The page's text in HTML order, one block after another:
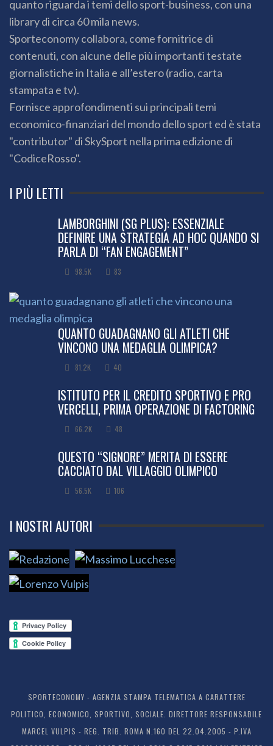
quanto riguarda i temi dello sport-business, con una
library di circa 60 mila news.
Sporteconomy collabora, come fornitrice di
contenuti, con alcune delle più importanti testate
giornalistiche in Italia e all’estero (radio, carta
stampata e tv).
Fornisce approfondimenti sui principali temi
economico-finanziari del mondo dello sport ed è stata
"contributor" di SkySport nella prima edizione di
"CodiceRosso".
I PIÙ LETTI
LAMBORGHINI (SG PLUS): ESSENZIALE
DEFINIRE UNA STRATEGIA AD HOC QUANDO SI
PARLA DI “FAN ENGAGEMENT”
98.5K 83
QUANTO GUADAGNANO GLI ATLETI CHE
VINCONO UNA MEDAGLIA OLIMPICA?
81.2K 40
ISTITUTO PER IL CREDITO SPORTIVO E PRO
VERCELLI, PRIMA OPERAZIONE DI FACTORING
66.2K 48
QUESTO “SIGNORE” MERITA DI ESSERE
CACCIATO DAL VILLAGGIO OLIMPICO
56.5K 106
I NOSTRI AUTORI
SPORTECONOMY - AGENZIA STAMPA TELEMATICA A CARATTERE
POLITICO, ECONOMICO, SPORTIVO, SOCIALE. DIRETTORE RESPONSABILE
MARCEL VULPIS - REG. TRIB. ROMA N.160 DEL 22.04.2005 - P.IVA